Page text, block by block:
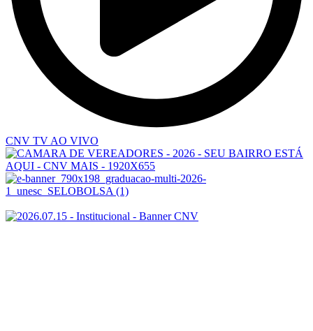
CNV TV AO VIVO